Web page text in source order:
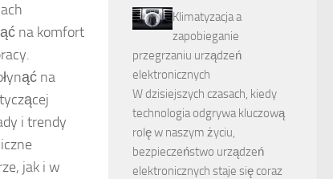
na komfort
na
i trendy
jak i w
Klimatyzacja a
zapobieganie
przegrzaniu urządzeń
elektronicznych
W dzisiejszych czasach, kiedy
technologia odgrywa kluczową
rolę w naszym życiu,
bezpieczeństwo urządzeń
elektronicznych staje się coraz